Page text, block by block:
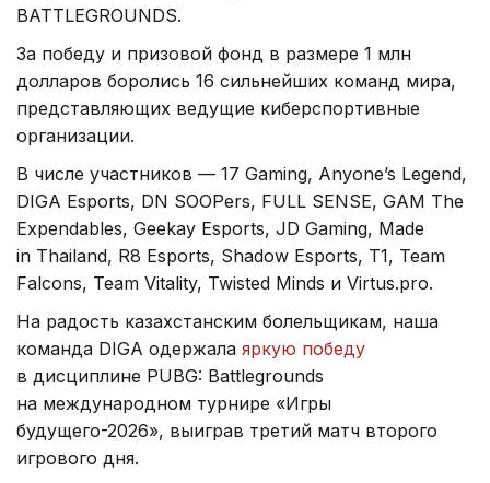
BATTLEGROUNDS.
За победу и призовой фонд в размере 1 млн
долларов боролись 16 сильнейших команд мира,
представляющих ведущие киберспортивные
организации.
В числе участников — 17 Gaming, Anyone’s Legend,
DIGA Esports, DN SOOPers, FULL SENSE, GAM The
Expendables, Geekay Esports, JD Gaming, Made
in Thailand, R8 Esports, Shadow Esports, T1, Team
Falcons, Team Vitality, Twisted Minds и Virtus.pro.
На радость казахстанским болельщикам, наша
команда DIGA одержала яркую победу
в дисциплине PUBG: Battlegrounds
на международном турнире «Игры
будущего-2026», выиграв третий матч второго
игрового дня.